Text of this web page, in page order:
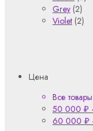
Grey (2)
Violet (2)
Цена
Все товары
50 000 ₽ -
60 000 ₽